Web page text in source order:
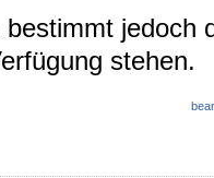
jedoch
stehen.